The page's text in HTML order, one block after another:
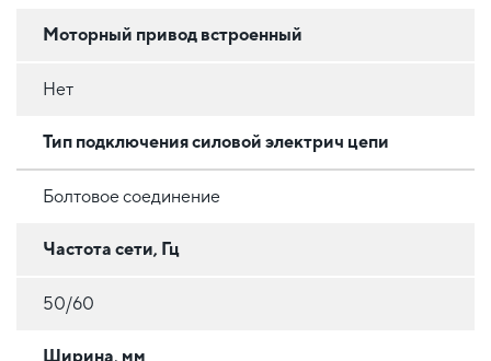
Моторный привод встроенный
Нет
Тип подключения силовой электрич цепи
Болтовое соединение
Частота сети, Гц
50/60
Ширина, мм